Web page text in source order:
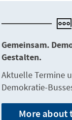
Gemeinsam.
Gestalten.
Aktuelle Termine
Demokratie-
More about